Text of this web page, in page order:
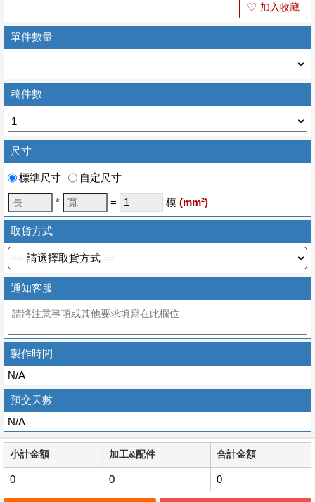
♡ 加入收藏
單件數量
稿件數
尺寸
標準尺寸 自定尺寸
* = 模 (mm²)
取貨方式
通知客服
製作時間
N/A
預交天數
N/A
小計金額 加工&配件 合計金額
0 0 0